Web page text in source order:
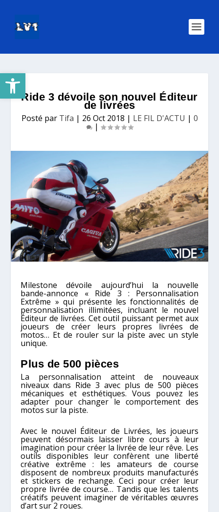
Ouvrir la barre d’outils
Ride 3 dévoile son nouvel Éditeur
de livrées
Posté par Tifa | 26 Oct 2018 | LE FIL D'ACTU | 0
|
Milestone dévoile aujourd’hui la nouvelle
bande-annonce « Ride 3 : Personnalisation
Extrême » qui présente les fonctionnalités de
personnalisation illimitées, incluant le nouvel
Éditeur de livrées. Cet outil puissant permet aux
joueurs de créer leurs propres livrées de
motos… Et de rouler sur la piste avec un style
unique.
Plus de 500 pièces
La personnalisation atteint de nouveaux
niveaux dans Ride 3 avec plus de 500 pièces
mécaniques et esthétiques. Vous pouvez les
adapter pour changer le comportement des
motos sur la piste.
Avec le nouvel Éditeur de Livrées, les joueurs
peuvent désormais laisser libre cours à leur
imagination pour créer la livrée de leur rêve. Les
outils disponibles leur confèrent une liberté
créative extrême : les amateurs de course
disposent de nombreux produits manufacturés
et stickers de rechange. Ceci pour créer leur
propre livrée de course… Tandis que les talents
créatifs peuvent imaginer de véritables œuvres
d’art sur 2 roues.